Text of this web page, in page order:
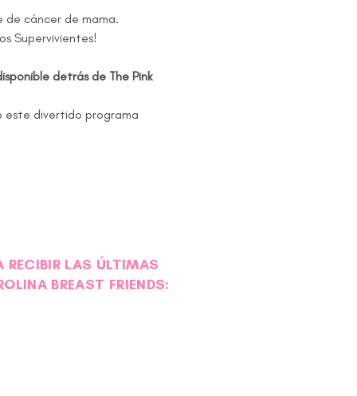
de cáncer de mama.
Supervivientes!
detrás de The Pink
RECIBIR LAS ÚLTIMAS
BREAST FRIENDS: